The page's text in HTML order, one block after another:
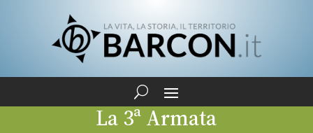
La 3ª Armata